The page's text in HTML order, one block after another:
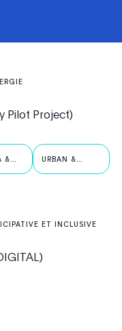
Pilot Project)
&
URBAN &
ET INCLUSIVE